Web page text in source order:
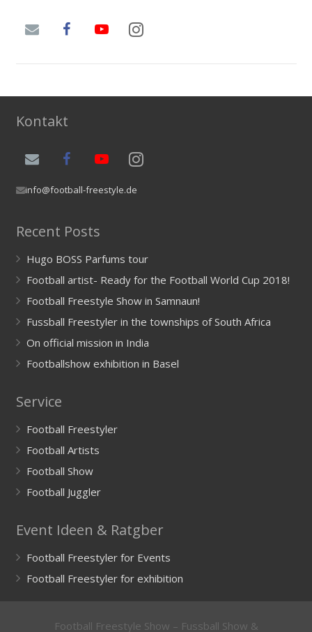
Kontakt
info@football-freestyle.de
Recent Posts
Hugo BOSS Parfums tour
Football artist- Ready for the Football World Cup 2018!
Football Freestyle Show in Samnaun!
Fussball Freestyler in the townships of South Africa
On official mission in India
Footballshow exhibition in Basel
Service
Football Freestyler
Football Artists
Football Show
Football Juggler
Event Ideen & Ratgber
Football Freestyler for Events
Football Freestyler for exhibition
Football Freestyle Show – Fussball Show &